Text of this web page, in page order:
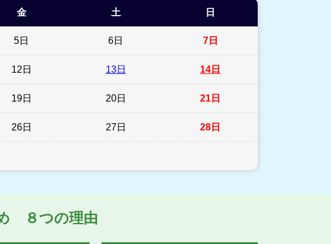
金 土 日
5日 6日 7日
12日 13日 14日
19日 20日 21日
26日 27日 28日
８つの理由